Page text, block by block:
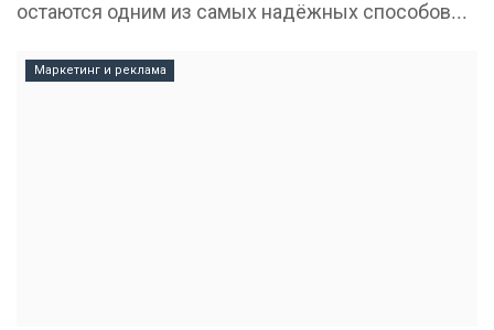
остаются одним из самых надёжных способов...
Маркетинг и реклама